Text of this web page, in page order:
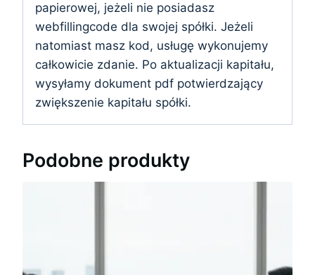
papierowej, jeżeli nie posiadasz
webfillingcode dla swojej spółki. Jeżeli
natomiast masz kod, usługę wykonujemy
całkowicie zdanie. Po aktualizacji kapitału,
wysyłamy dokument pdf potwierdzający
zwiększenie kapitału spółki.
Podobne produkty